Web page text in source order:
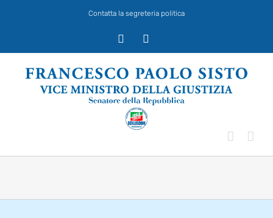
Contatta la segreteria politica